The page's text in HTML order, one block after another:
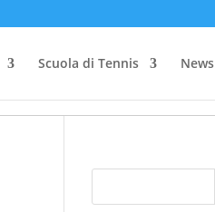
Scuola di Tennis News